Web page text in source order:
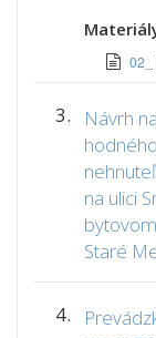
02_
3.
Návrh
na ulici
Staré
4.